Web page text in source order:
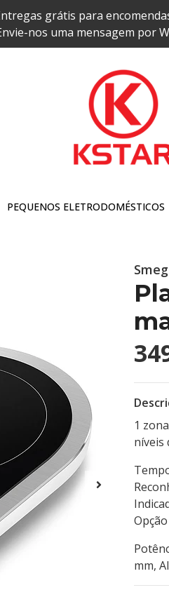
grátis para
nos uma mensagem por
PEQUENOS ELETRODOMÉSTICOS
Smeg
1
níveis
mm,